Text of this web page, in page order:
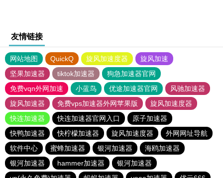
友情链接
网站地图 QuickQ 旋风加速度器
旋风加速
坚果加速器
tiktok加速器
狗急加速器官网
免费vqn外网加速
小蓝鸟 优途加速器官网
风驰加速器
旋风加速器
免费vps加速器外网苹果版
旋风加速度器
快连加速器
快连加速器官网入口
原子加速器
快鸭加速器
快柠檬加速器 旋风加速度器
外网网址导航
软件中心
蜜蜂加速器 银河加速器
海鸥加速器
银河加速器
hammer加速器
银河加速器